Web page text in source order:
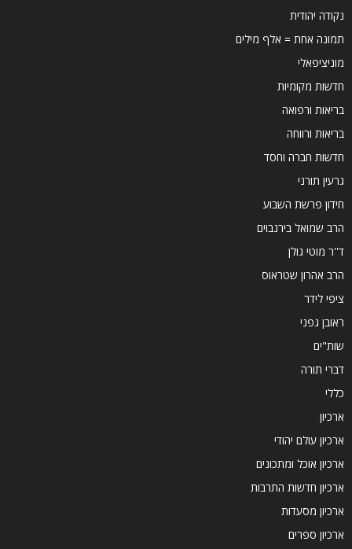
נקודה יהודית
תמונה אחת = אלף מילים
מוניציפאלי
חדשות מקומיות
בריאות ורפואה
בריאות ורווחה
חדשות חברה וחסד
גרעין תורני
חידון פרשת השבוע
הרב שמואל בירנבוים
ד''ר מוטי גולן
הרב אהרון שטראוס
ציפי לידר
ראובן גפני
שות"ים
דברי תורה
כללי
ארכיון
ארכיון עולם יהודי
ארכיון אוכל ומתכונים
ארכיון חדשות התרבות
ארכיון מסעדות
ארכיון ספרים